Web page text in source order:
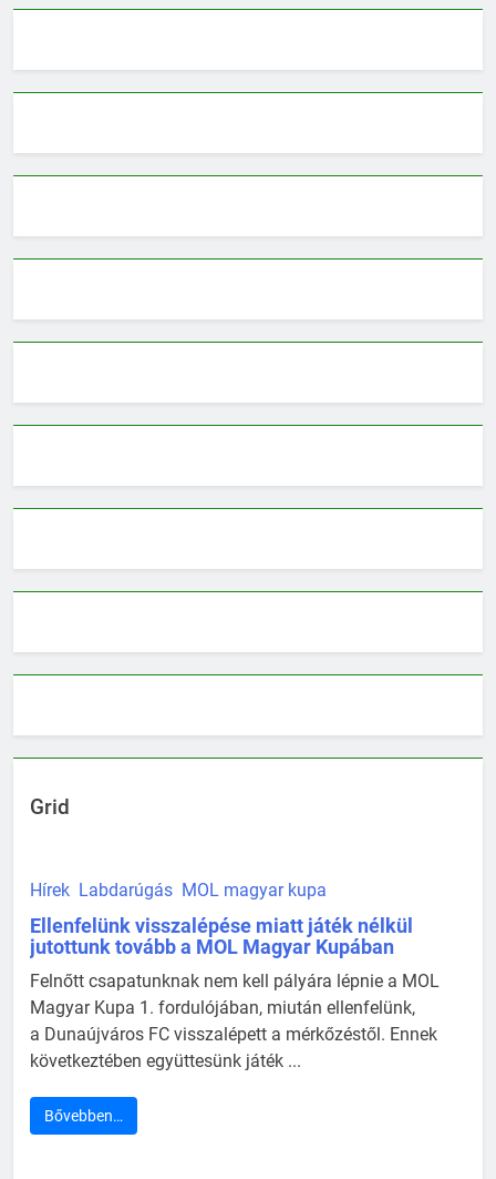
Grid
Hírek Labdarúgás MOL magyar kupa
Ellenfelünk visszalépése miatt játék nélkül
jutottunk tovább a MOL Magyar Kupában
Felnőtt csapatunknak nem kell pályára lépnie a MOL
Magyar Kupa 1. fordulójában, miután ellenfelünk,
a Dunaújváros FC visszalépett a mérkőzéstől. Ennek
következtében együttesünk játék ...
Bővebben…